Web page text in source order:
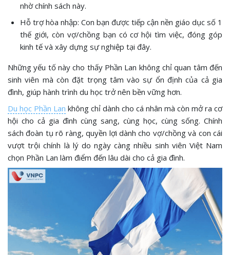
nhờ chính sách này.
Hỗ trợ hòa nhập: Con bạn được tiếp cận nền giáo dục số 1
thế giới, còn vợ/chồng bạn có cơ hội tìm việc, đóng góp
kinh tế và xây dựng sự nghiệp tại đây.
Những yếu tố này cho thấy Phần Lan không chỉ quan tâm đến
sinh viên mà còn đặt trọng tâm vào sự ổn định của cả gia
đình, giúp hành trình du học trở nên bền vững hơn.
Du học Phần Lan không chỉ dành cho cá nhân mà còn mở ra cơ
hội cho cả gia đình cùng sang, cùng học, cùng sống. Chính
sách đoàn tụ rõ ràng, quyền lợi dành cho vợ/chồng và con cái
vượt trội chính là lý do ngày càng nhiều sinh viên Việt Nam
chọn Phần Lan làm điểm đến lâu dài cho cả gia đình.